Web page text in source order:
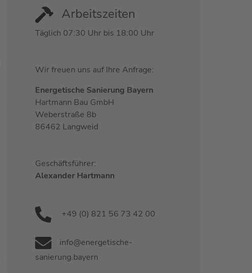
Arbeitszeiten
Täglich 07:30 Uhr bis 18:00 Uhr
Wir freuen uns auf Ihre Anfrage:
Energetische Sanierung Bayern
Hartmann Bau GmbH
Weberstraße 8b
86462 Langweid
Geschäftsführer:
Alexander Hartmann
+49 (0) 821 56 73 42 00
info@energetische-
sanierung.bayern